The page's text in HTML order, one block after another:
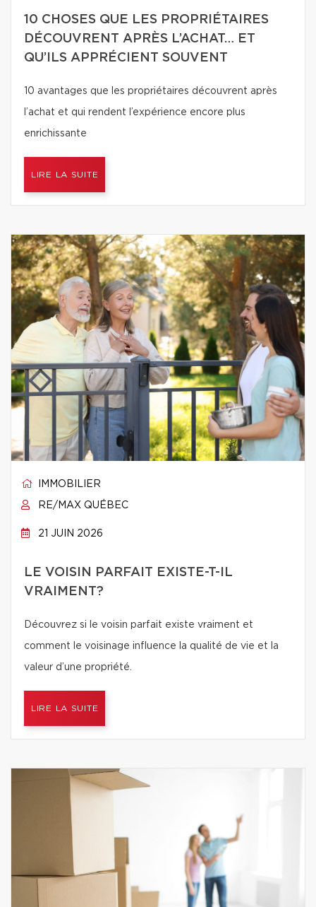
10 CHOSES QUE LES PROPRIÉTAIRES
DÉCOUVRENT APRÈS L’ACHAT… ET
QU’ILS APPRÉCIENT SOUVENT
10 avantages que les propriétaires découvrent après
l’achat et qui rendent l’expérience encore plus
enrichissante
LIRE LA SUITE
IMMOBILIER
RE/MAX QUÉBEC
21 JUIN 2026
LE VOISIN PARFAIT EXISTE-T-IL
VRAIMENT?
Découvrez si le voisin parfait existe vraiment et
comment le voisinage influence la qualité de vie et la
valeur d’une propriété.
LIRE LA SUITE